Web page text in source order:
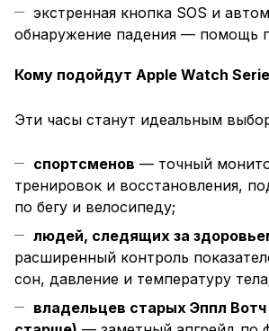
экстренная кнопка SOS и
обнаружение падения — помощь
Кому подойдут Apple Watch
Эти часы станут идеальным
спортсменов — точный
тренировок и восстановления,
по бегу и велосипеду;
людей, следящих за
расширенный контроль
сон, давление и температуру
владельцев старых Эппл Вотч